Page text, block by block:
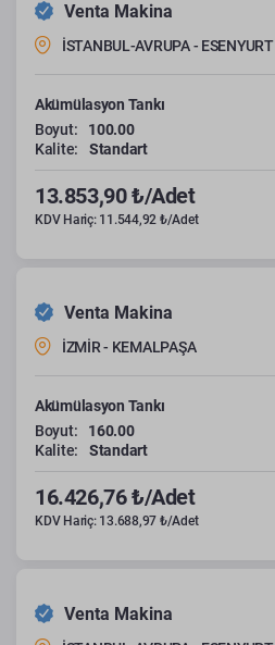
Venta Makina
İSTANBUL-AVRUPA - ESENYURT
Akümülasyon Tankı
Boyut:
100.00
Kalite:
Standart
13.853,90 ₺/Adet
KDV Hariç: 11.544,92 ₺/Adet
Venta Makina
İZMİR - KEMALPAŞA
Akümülasyon Tankı
Boyut:
160.00
Kalite:
Standart
16.426,76 ₺/Adet
KDV Hariç: 13.688,97 ₺/Adet
Venta Makina